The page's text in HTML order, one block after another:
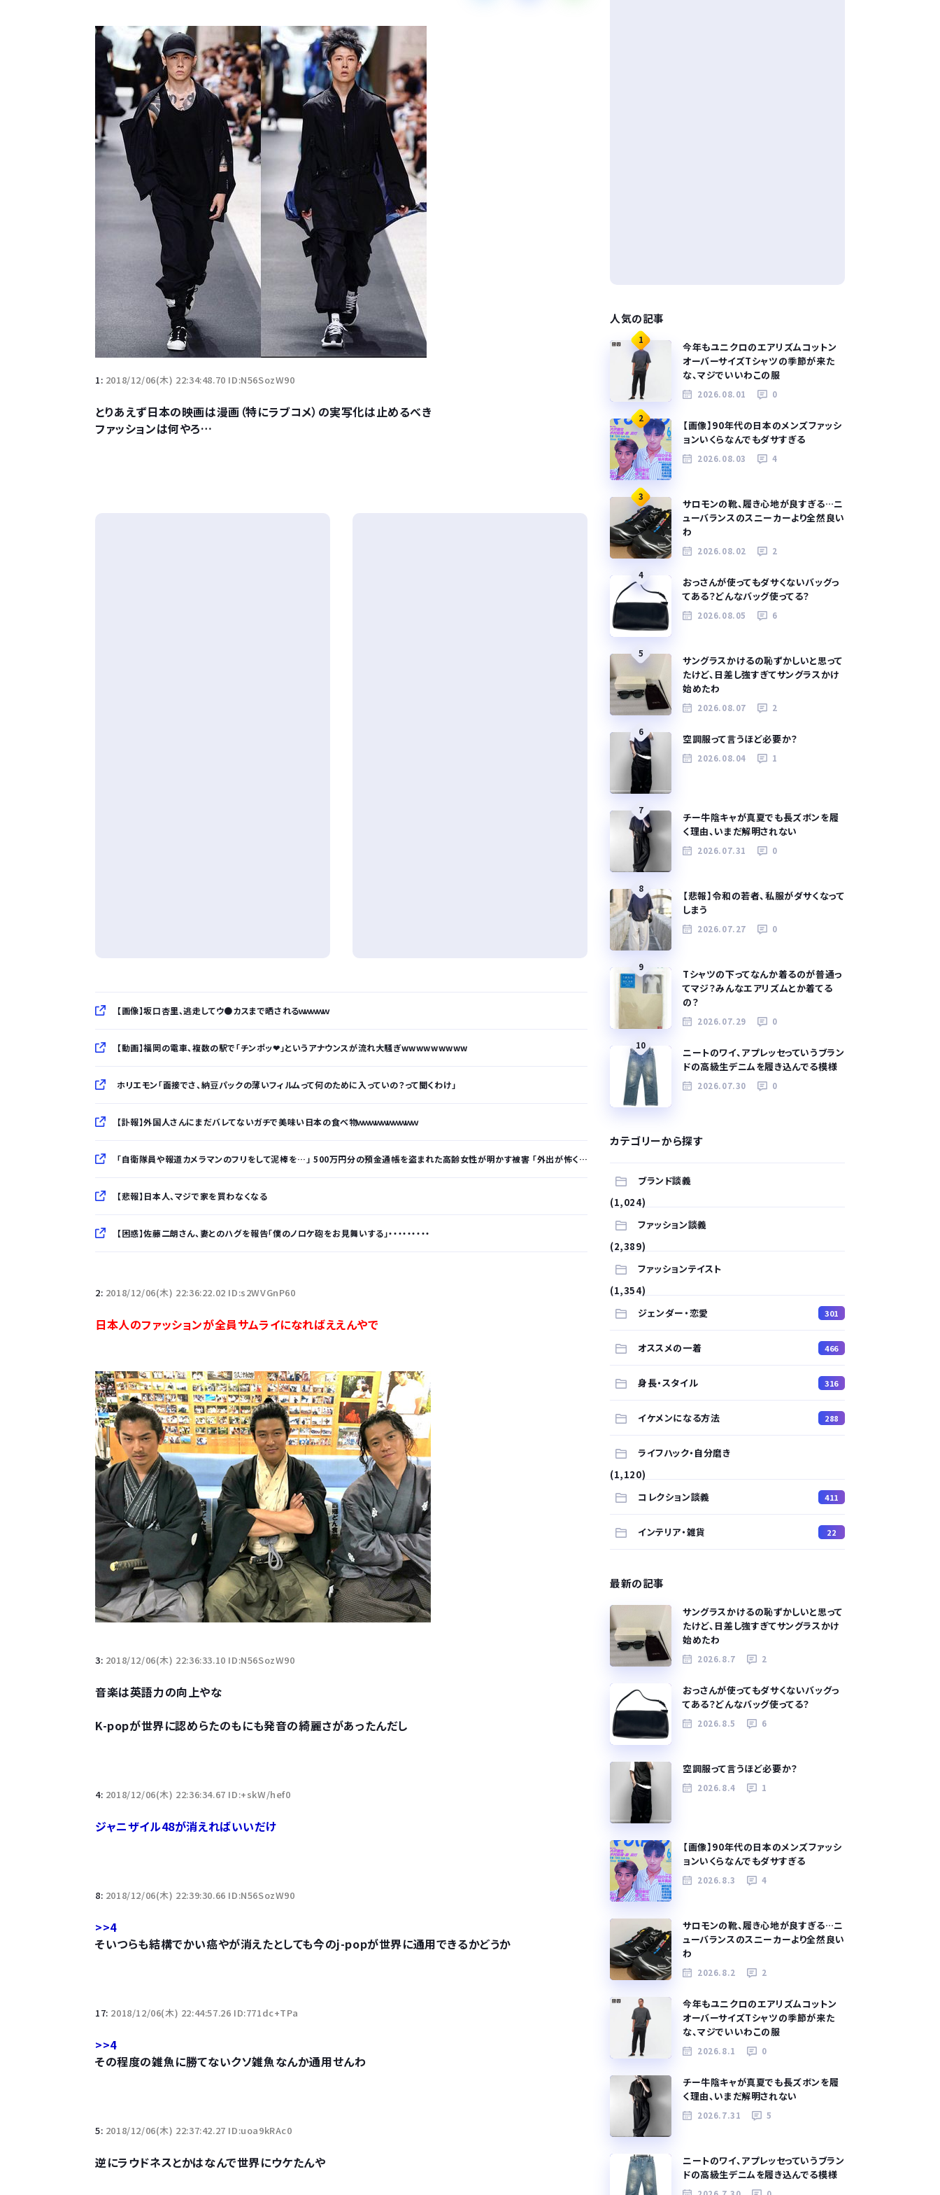
1: 2018/12/06(木) 22:34:48.70 ID:N56SozW90
とりあえず日本の映画は漫画（特にラブコメ）の実写化は止めるべき
ファッションは何やろ…
【画像】坂口杏里、逃走してウ●カスまで晒されるｗｗｗｗｗ
【動画】福岡の電車、複数の駅で「チンポッ❤」というアナウンスが流れ大騒ぎwwwwwwwww
ホリエモン「面接でさ、納豆パックの薄いフィルムって何のために入っていの？って聞くわけ」
【訃報】外国人さんにまだバレてないガチで美味い日本の食べ物ｗｗｗｗｗｗｗｗｗｗ
「自衛隊員や報道カメラマンのフリをして泥棒を…」 500万円分の預金通帳を盗まれた高齢女性が明かす被害 「外出が怖くなり、避難所にも行けない」
【悲報】日本人、マジで家を買わなくなる
【困惑】佐藤二朗さん、妻とのハグを報告「僕のノロケ砲をお見舞いする」・・・・・・・・・
若者の腕時計離れが深刻 時間を見るだけならもはや腕時計がいらない
Powered by livedoor 相互RSS
2: 2018/12/06(木) 22:36:22.02 ID:s2WVGnP60
日本人のファッションが全員サムライになればええんやで
3: 2018/12/06(木) 22:36:33.10 ID:N56SozW90
音楽は英語力の向上やな
K-popが世界に認めらたのもにも発音の綺麗さがあったんだし
4: 2018/12/06(木) 22:36:34.67 ID:+skW/hef0
ジャニザイル48が消えればいいだけ
8: 2018/12/06(木) 22:39:30.66 ID:N56SozW90
>>4
そいつらも結構でかい癌やが消えたとしても今のj-popが世界に通用できるかどうか
17: 2018/12/06(木) 22:44:57.26 ID:771dc+TPa
>>4
その程度の雑魚に勝てないクソ雑魚なんか通用せんわ
5: 2018/12/06(木) 22:37:42.27 ID:uoa9kRAc0
逆にラウドネスとかはなんで世界にウケたんや
人気の記事
1
今年もユニクロのエアリズムコットン
オーバーサイズTシャツの季節が来た
な、マジでいいわこの服
2026.08.01 0
2
【画像】90年代の日本のメンズファッシ
ョンいくらなんでもダサすぎる
2026.08.03 4
3
サロモンの靴、履き心地が良すぎる…ニ
ューバランスのスニーカーより全然良い
わ
2026.08.02 2
4
おっさんが使ってもダサくないバッグっ
てある？どんなバッグ使ってる？
2026.08.05 6
5
サングラスかけるの恥ずかしいと思って
たけど、日差し強すぎてサングラスかけ
始めたわ
2026.08.07 2
6
空調服って言うほど必要か？
2026.08.04 1
7
チー牛陰キャが真夏でも長ズボンを履
く理由、いまだ解明されない
2026.07.31 0
8
【悲報】令和の若者、私服がダサくなって
しまう
2026.07.27 0
9
Tシャツの下ってなんか着るのが普通っ
てマジ？みんなエアリズムとか着てる
の？
2026.07.29 0
10
ニートのワイ、アプレッセっていうブラン
ドの高級生デニムを履き込んでる模様
2026.07.30 0
カテゴリーから探す
ブランド談義
(1,024)
ファッション談義
(2,389)
ファッションテイスト
(1,354)
ジェンダー・恋愛
301
オススメの一着 466
身長・スタイル 316
イケメンになる方法 288
ライフハック・自分磨き
(1,120)
コレクション談義
411
インテリア・雑貨 22
最新の記事
サングラスかけるの恥ずかしいと思って
たけど、日差し強すぎてサングラスかけ
始めたわ
2026.8.7 2
おっさんが使ってもダサくないバッグっ
てある？どんなバッグ使ってる？
2026.8.5 6
空調服って言うほど必要か？
2026.8.4 1
【画像】90年代の日本のメンズファッシ
ョンいくらなんでもダサすぎる
2026.8.3 4
サロモンの靴、履き心地が良すぎる…ニ
ューバランスのスニーカーより全然良い
わ
2026.8.2 2
今年もユニクロのエアリズムコットン
オーバーサイズTシャツの季節が来た
な、マジでいいわこの服
2026.8.1 0
チー牛陰キャが真夏でも長ズボンを履
く理由、いまだ解明されない
2026.7.31 5
ニートのワイ、アプレッセっていうブラン
ドの高級生デニムを履き込んでる模様